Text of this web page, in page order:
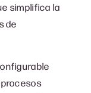
simplifica la
de